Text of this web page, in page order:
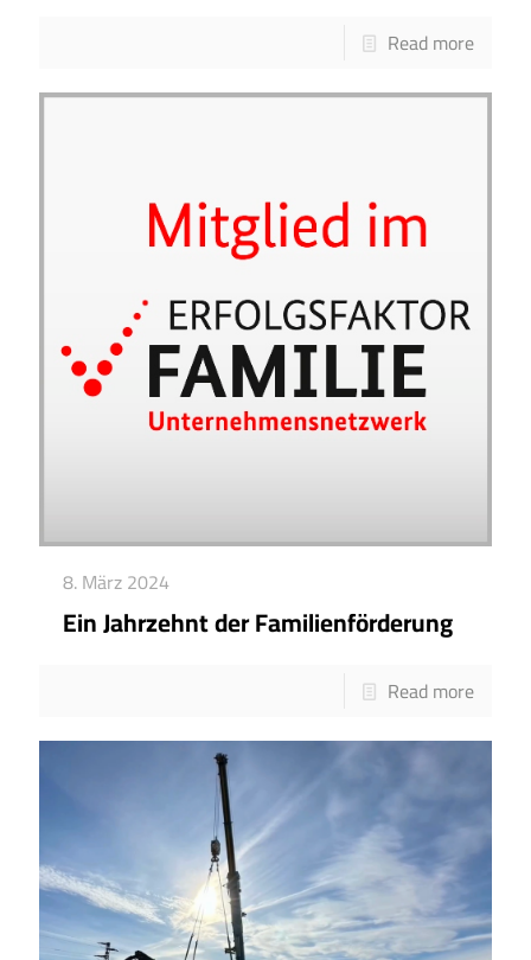
Read more
8. März 2024
Ein Jahrzehnt der Familienförderung
Read more